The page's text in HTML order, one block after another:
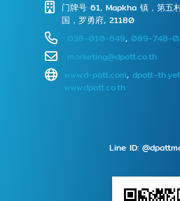
⻔牌号 61, Mapkha 镇，第五
国，罗勇府, 21180
038-010-649, 089-748-
marketing@dpatt.co.th
www.d-patt.com,dpatt-
www.dpatt.co.th
Line ID: